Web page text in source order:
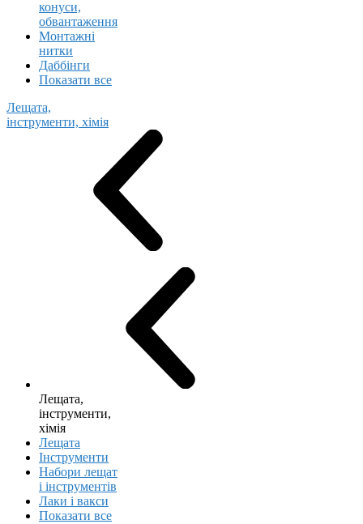
конуси,
обвантаження
Монтажні
нитки
Даббінги
Показати все
Лещата,
інструменти, хімія
Лещата,
інструменти,
хімія
Лещата
Інструменти
Набори лещат
і інструментів
Лаки і вакси
Показати все